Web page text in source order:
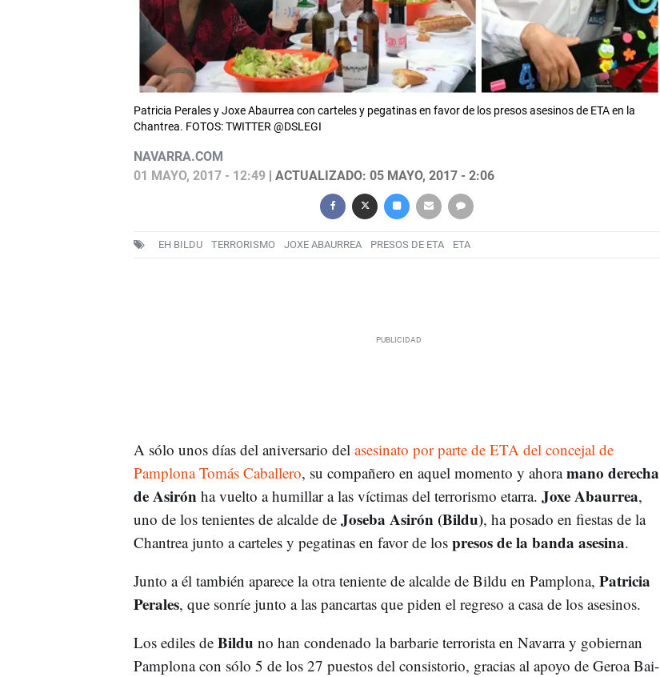
Patricia Perales y Joxe Abaurrea con carteles y pegatinas en favor de los presos asesinos de ETA en la
Chantrea. FOTOS: TWITTER @DSLEGI
NAVARRA.COM
01 MAYO, 2017 - 12:49| ACTUALIZADO: 05 MAYO, 2017 - 2:06
EH BILDU TERRORISMO JOXE ABAURREA PRESOS DE ETA ETA
A sólo unos días del aniversario del asesinato por parte de ETA del concejal de
Pamplona Tomás Caballero, su compañero en aquel momento y ahoramano derecha
de Asirón ha vuelto a humillar a las víctimas del terrorismo etarra. Joxe Abaurrea,
uno de los tenientes de alcalde de Joseba Asirón (Bildu), ha posado en fiestas de la
Chantrea junto a carteles y pegatinas en favor de los presos de la banda asesina.
Junto a él también aparece la otra teniente de alcalde de Bildu en Pamplona, Patricia
Perales, que sonríe junto a las pancartas que piden el regreso a casa de los asesinos.
Los ediles de Bildu no han condenado la barbarie terrorista en Navarra y gobiernan
Pamplona con sólo 5 de los 27 puestos del consistorio, gracias al apoyo de Geroa Bai-